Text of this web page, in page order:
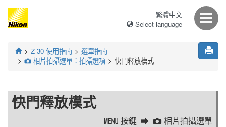
繁體中文
Select language
Z 30 使用指南 選單指南
C 相片拍攝選單：拍攝選項 快門釋放模式
快門釋放模式
G 按鍵 C 相片拍攝選單